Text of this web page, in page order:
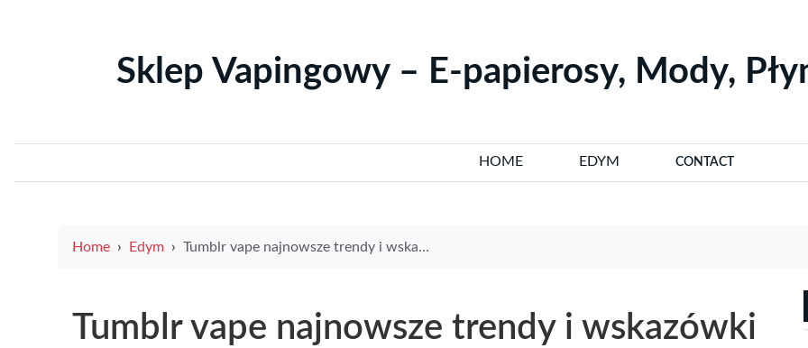
Sklep Vapingowy – E-papierosy, Mody,
HOME EDYM CONTACT
Home Edym Tumblr vape najnowsze trendy i wskazówki dla miłośników wapowania
Tumblr vape najnowsze trendy i wskazówki